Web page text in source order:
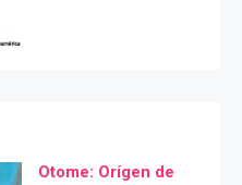
Otome: Orígen de